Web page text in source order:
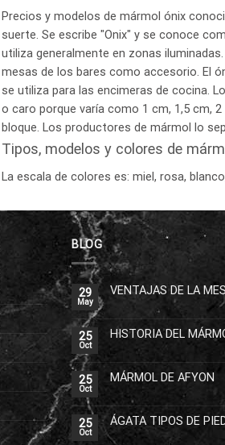
Precios y modelos de mármol ónix
suerte. Se escribe "Onix" y se conoce
utiliza generalmente en zonas
mesas de los bares como accesorio. El
se utiliza para las encimeras de cocina.
o caro porque varía como 1 cm, 1,5 cm,
bloque. Los productores de mármol lo
Tipos, modelos y colores de
La escala de colores es: miel, rosa,
BLOG
29
May
VENTAJAS DE LA
25
Oct
HISTORIA DEL
25
Oct
MÁRMOL DE AFYON
25
Oct
ÁGATA TIPOS DE